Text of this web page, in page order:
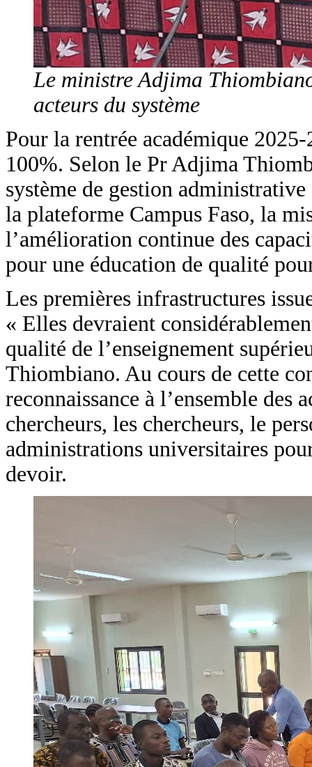
Le ministre Adjima
acteurs du système
Pour la rentrée académique
100%. Selon le Pr Adjima
système de gestion
la plateforme Campus Faso, la
l’amélioration continue des
pour une éducation de qualité
Les premières infrastructures
« Elles devraient
qualité de l’enseignement
Thiombiano. Au cours de cette
reconnaissance à l’ensemble des
chercheurs, les chercheurs, le
administrations universitaires
devoir.